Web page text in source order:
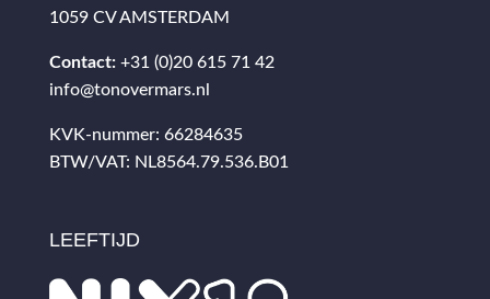
1059 CV AMSTERDAM
Contact: +31 (0)20 615 71 42
info@tonovermars.nl
KVK-nummer: 66284635
BTW/VAT: NL8564.79.536.B01
LEEFTIJD